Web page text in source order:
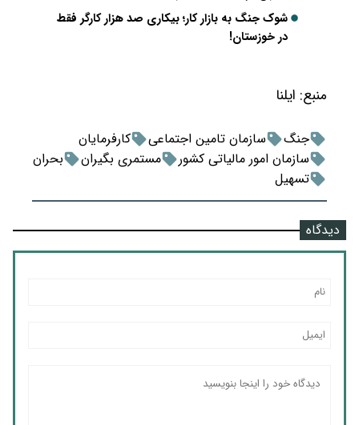
شوک جنگ به بازار کار؛ بیکاری صد هزار کارگر فقط
در خوزستان!
منبع: ایلنا
جنگ سازمان تامین اجتماعی
کارفرمایان
سازمان امور مالیاتی کشور
مستمری بگیران
بحران
تسهیل
دیدگاه